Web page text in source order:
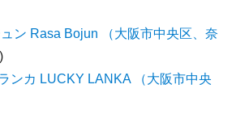
ン Rasa Bojun （大阪市中央区、奈
ンカ LUCKY LANKA （大阪市中央